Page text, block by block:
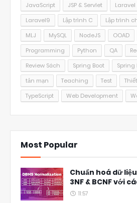
JavaScript
JSP & Servlet
Laravel9
Lập trình C Lập trình
MLJ
MySQL NodeJS OOAD
Programming
Python QA
Review Sách
Spring Boot Spring
tản mạn
Teaching Test
TypeScript
Web Development
Most Popular
Chuẩn hoá dữ liệu
3NF & BCNF với
11:57